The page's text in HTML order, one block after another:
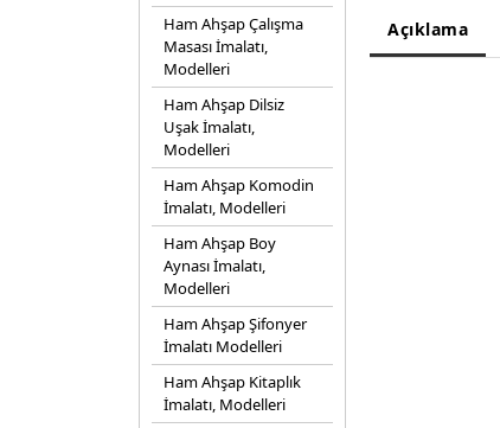
Ham Ahşap Çalışma
Masası İmalatı,
Modelleri
Ham Ahşap Dilsiz
Uşak İmalatı,
Modelleri
Ham Ahşap Komodin
İmalatı, Modelleri
Ham Ahşap Boy
Aynası İmalatı,
Modelleri
Ham Ahşap Şifonyer
İmalatı Modelleri
Ham Ahşap Kitaplık
İmalatı, Modelleri
Açıklama